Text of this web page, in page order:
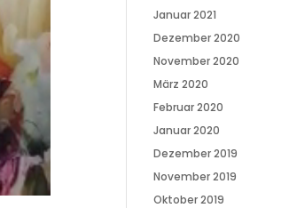
Januar 2021
Dezember 2020
November 2020
März 2020
Februar 2020
Januar 2020
Dezember 2019
November 2019
Oktober 2019